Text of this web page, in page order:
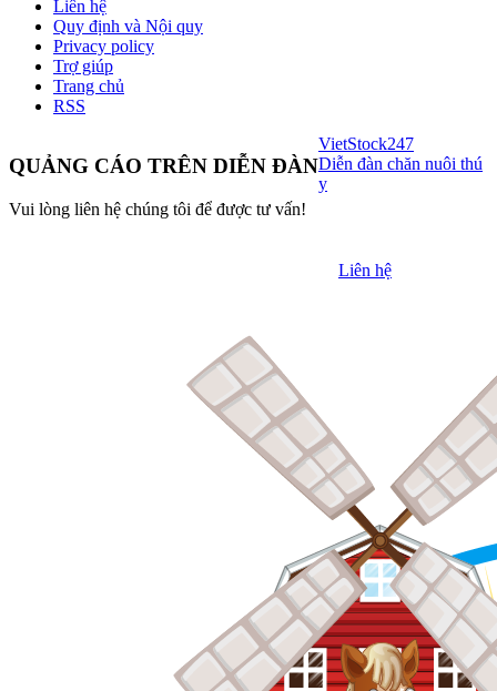
Liên hệ
Quy định và Nội quy
Privacy policy
Trợ giúp
Trang chủ
RSS
QUẢNG CÁO TRÊN DIỄN ĐÀN
Vui lòng liên hệ chúng tôi để được tư vấn!
Liên hệ
VietStock247
Diễn đàn chăn nuôi thú
y